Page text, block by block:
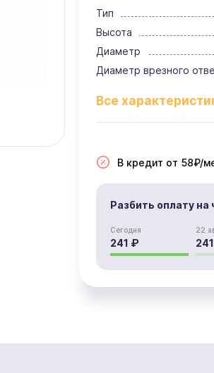
Тип
Высота
Диаметр
Диаметр врезного
В кредит от 58₽/
Разбить оплату на
Сегодня
241 ₽
22